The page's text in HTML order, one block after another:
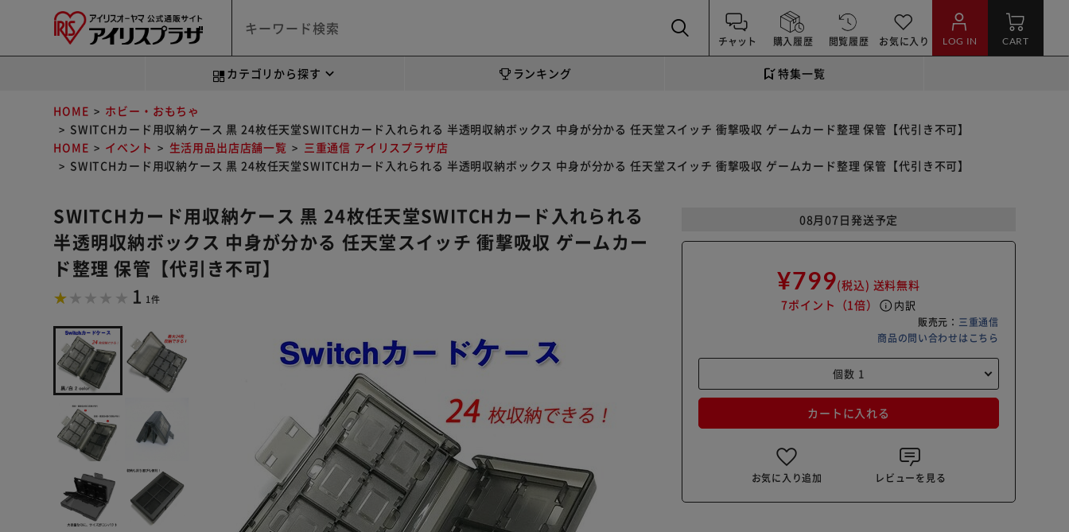
チャット 購入履歴 閲覧履歴 お気に入り LOG IN CART
カテゴリから探す ランキング 特集一覧
HOME
ホビー・おもちゃ
SWITCHカード用収納ケース 黒 24枚任天堂SWITCHカード入れられる 半透明収納ボックス 中身が分かる 任天堂スイッチ 衝撃吸収 ゲームカード整理 保管【代引き不可】
HOME
イベント 生活用品出店店舗一覧
三重通信 アイリスプラザ店
SWITCHカード用収納ケース 黒 24枚任天堂SWITCHカード入れられる 半透明収納ボックス 中身が分かる 任天堂スイッチ 衝撃吸収 ゲームカード整理 保管【代引き不可】
SWITCHカード用収納ケース 黒 24枚任天堂SWITCHカード入れられる
半透明収納ボックス 中身が分かる 任天堂スイッチ 衝撃吸収 ゲームカー
ド整理 保管【代引き不可】
1 1件
08月07日発送予定
¥799(税込) 送料無料
7ポイント （1倍） info 内訳
販売元： 三重通信
商品の問い合わせはこちら
カートに入れる
お気に入り追加 レビューを見る